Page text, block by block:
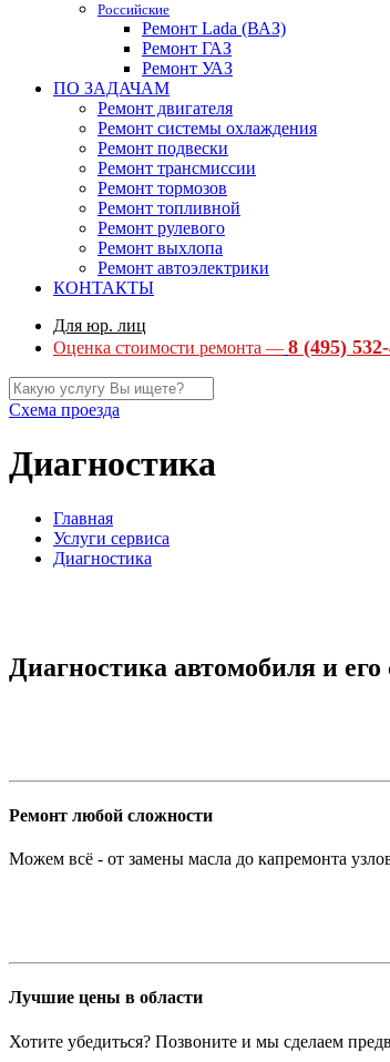
Российские
Ремонт Lada (ВАЗ)
Ремонт ГАЗ
Ремонт УАЗ
ПО ЗАДАЧАМ
Ремонт двигателя
Ремонт системы охлаждения
Ремонт подвески
Ремонт трансмиссии
Ремонт тормозов
Ремонт топливной
Ремонт рулевого
Ремонт выхлопа
Ремонт автоэлектрики
КОНТАКТЫ
Для юр. лиц
Оценка стоимости ремонта — 8 (495)
Схема проезда
Диагностика
Главная
Услуги сервиса
Диагностика
Диагностика автомобиля и его
Ремонт любой сложности
Можем всё - от замены масла до капремонта
Лучшие цены в области
Хотите убедиться? Позвоните и мы сделаем